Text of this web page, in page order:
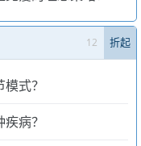
12 折起
式？
病？